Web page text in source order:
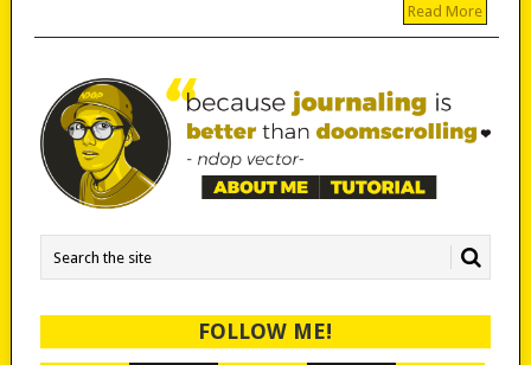
Read More
FOLLOW ME!